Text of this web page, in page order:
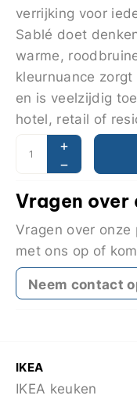
verrijking voor
Sablé doet
warme,
kleurnuance
en is veelzijdig
hotel, retail of
Vragen
Vragen over onze
met ons op of
Neem contact
IKEA
IKEA keuken